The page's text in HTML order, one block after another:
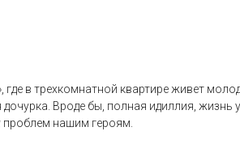
где в трехкомнатной квартире живет
Вроде бы, полная идиллия, жизнь
проблем нашим героям.